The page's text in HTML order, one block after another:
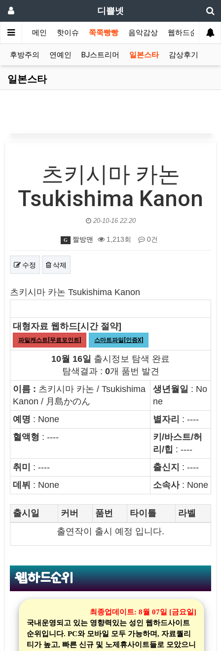
디쁠넷
메인 핫이슈 쭉쭉빵빵 음악감상 웹하드순위
후방주의 연예인 BJ스트리머 일본스타 감상후기
일본스타
츠키시마 카논
Tsukishima Kanon
20-10-16 22:20
G 짤방맨 1,213회 0건
수정 삭제
본문
츠키시마 카논 Tsukishima Kanon
대형자료 웹하드[시간 절약]
파일캐스트[무료포인트] 스마트파일[인증X]
10월 16일 출시정보 탐색 완료
탐색결과 : 0개 품번 발견
이름 : 츠키시마 카논 / Tsukishima
Kanon / 月島かのん
생년월일 : No
ne
예명 : None 별자리 : ----
혈액형 : ----
키/바스트/허
리/힙 : ----
취미
: ---- 출신지 : ----
데뷔 : None 소속사: None
출시일 커버 품번 타이틀
라벨
출연작이 출시 예정 입니다.
웹하드순위
최종업데이트:8월 07일 [금요일]
국내운영되고 있는 영향력있는 성인 웹하드사이트
순위입니다. PC와 모바일 모두 가능하며, 자료퀄리
티가 높고, 빠른 신규 및 노제휴사이트들로 모았으니